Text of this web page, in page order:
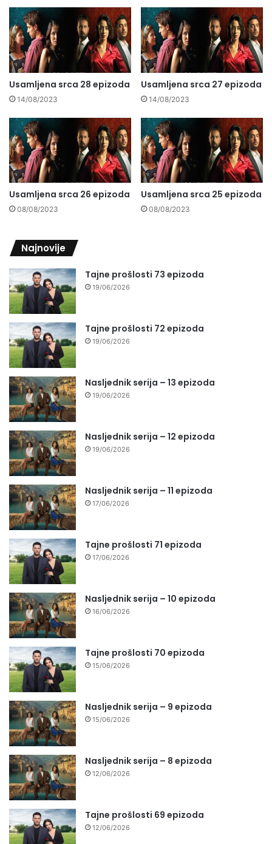
Usamljena srca 28 epizoda
14/08/2023
Usamljena srca 27 epizoda
14/08/2023
Usamljena srca 26 epizoda
08/08/2023
Usamljena srca 25 epizoda
08/08/2023
Najnovije
Tajne prošlosti 73 epizoda
19/06/2026
Tajne prošlosti 72 epizoda
19/06/2026
Nasljednik serija – 13 epizoda
19/06/2026
Nasljednik serija – 12 epizoda
19/06/2026
Nasljednik serija – 11 epizoda
17/06/2026
Tajne prošlosti 71 epizoda
17/06/2026
Nasljednik serija – 10 epizoda
16/06/2026
Tajne prošlosti 70 epizoda
15/06/2026
Nasljednik serija – 9 epizoda
15/06/2026
Nasljednik serija – 8 epizoda
12/06/2026
Tajne prošlosti 69 epizoda
12/06/2026